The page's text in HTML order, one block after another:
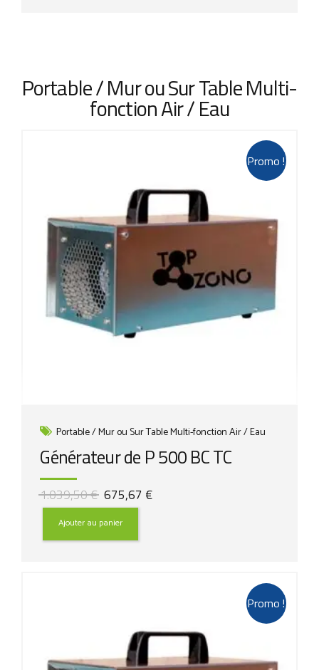
Portable / Mur ou Sur Table Multi-
fonction Air / Eau
Promo !
Portable / Mur ou Sur Table Multi-fonction Air / Eau
Générateur de P 500 BC TC
1.039,50€ Le
prix
initial
était :
675,67 €Le
Ajouter au panier
Promo !